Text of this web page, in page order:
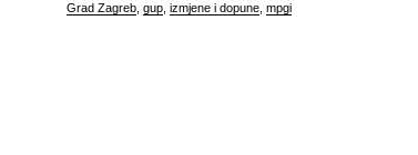
Grad Zagreb gup izmjene i dopune mpgi